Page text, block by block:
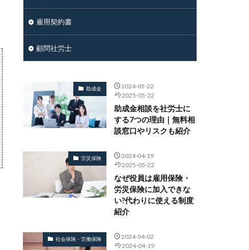
雇用契約書
顧問社労士
助成金
2024-05-22
2025-05-22
助成金相談を社労士に
する7つの理由｜無料相
談窓口やリスクも紹介
労災保険
2024-04-19
2025-05-22
なぜ役員は雇用保険・
労災保険に加入できな
い?代わりに使える制度
紹介
社会保険・労働保険
2024-04-02
2024-04-19